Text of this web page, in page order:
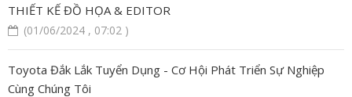
THIẾT KẾ ĐỒ HỌA & EDITOR
(01/06/2024 , 07:02 )
Toyota Đắk Lắk Tuyển Dụng - Cơ Hội Phát Triển Sự Nghiệp
Cùng Chúng Tôi